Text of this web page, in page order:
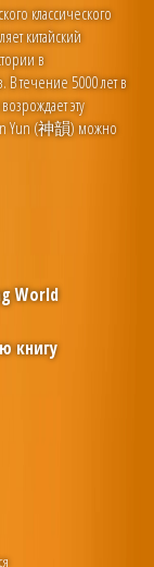
классического
китайский
в
В течение 5000 лет в
эту
Yun (神韻) можно
World
книгу